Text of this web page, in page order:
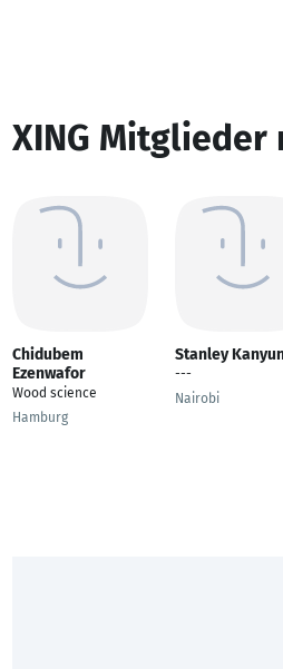
XING
Chidubem
Ezenwafor
Wood science
Hamburg
Stanley
---
Nairobi